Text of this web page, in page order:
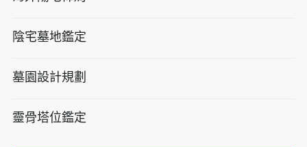
陰宅墓地鑑定
墓園設計規劃
靈骨塔位鑑定